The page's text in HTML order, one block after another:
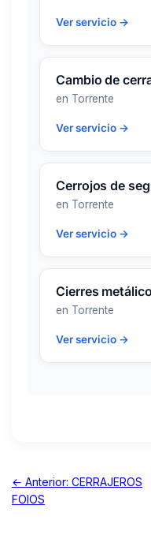
Ver servicio →
Cambio de
en Torrente
Ver servicio →
Cerrojos de
en Torrente
Ver servicio →
Cierres
en Torrente
Ver servicio →
← Anterior: CERRAJEROS
FOIOS